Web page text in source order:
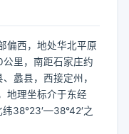
偏西，地处华北平原
里，南距石家庄约
蠡县，西接定州，
地理坐标介于东经
纬38°23′—38°42′之